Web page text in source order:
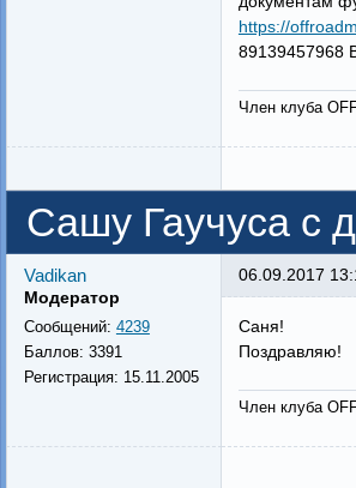
https://
89139457968
Член клуба
Сашу Гаучуса с
Vadikan
Модератор
Сообщений: 4239
Баллов: 3391
Регистрация: 15.11.2005
06.09.2017
Саня!
Поздравляю!
Член клуба